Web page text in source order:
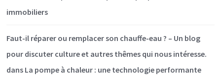
immobiliers
Faut-il réparer ou remplacer son chauffe-eau ? – Un blog
pour discuter culture et autres thêmes qui nous intéresse.
dans La pompe à chaleur : une technologie performante